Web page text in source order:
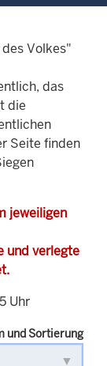
Volkes"
das
die
Seite finden
jeweiligen
und verlegte
Uhr
und Sortierung